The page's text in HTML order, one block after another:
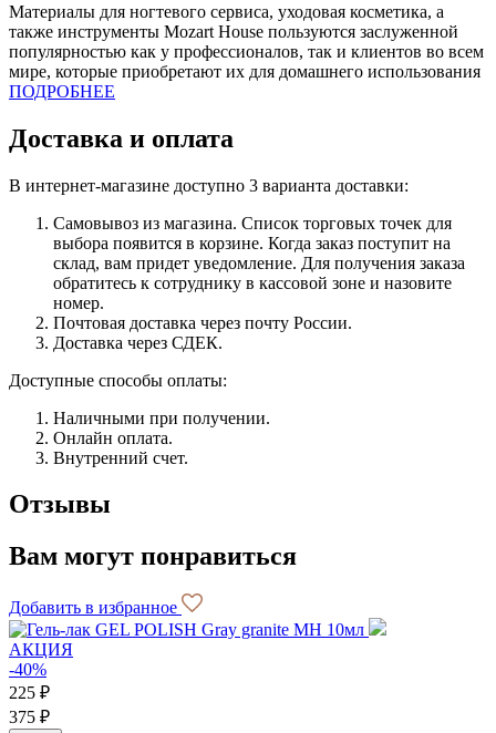
Материалы для ногтевого сервиса, уходовая косметика, а
также инструменты Mozart House пользуются заслуженной
популярностью как у профессионалов, так и клиентов во всем
мире, которые приобретают их для домашнего использования
ПОДРОБНЕЕ
Доставка и оплата
В интернет-магазине доступно 3 варианта доставки:
Самовывоз из магазина. Список торговых точек для
выбора появится в корзине. Когда заказ поступит на
склад, вам придет уведомление. Для получения заказа
обратитесь к сотруднику в кассовой зоне и назовите
номер.
Почтовая доставка через почту России.
Доставка через СДЕК.
Доступные способы оплаты:
Наличными при получении.
Онлайн оплата.
Внутренний счет.
Отзывы
Вам могут понравиться
Добавить в избранное
АКЦИЯ
-40%
225 ₽
375 ₽